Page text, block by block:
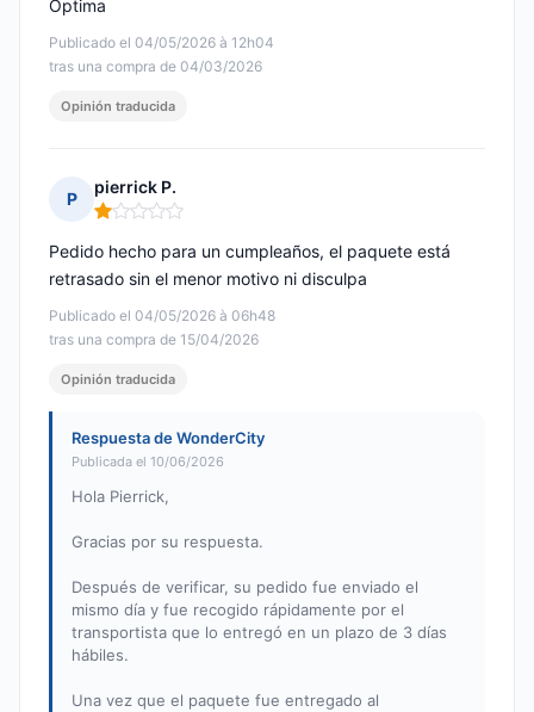
Publicado el 04/05/2026 à 12h04
tras una compra de 04/03/2026
Óptima
Opinión traducida
P
pierrick P.
Nota: 1 de 5
Publicado el 04/05/2026 à 06h48
tras una compra de 15/04/2026
Pedido hecho para un cumpleaños, el paquete está
retrasado sin el menor motivo ni disculpa
Opinión traducida
Respuesta de WonderCity
Publicada el 10/06/2026
​Hola Pierrick,
Gracias por su respuesta.
Después de verificar, su pedido fue enviado el
mismo día y fue recogido rápidamente por el
transportista que lo entregó en un plazo de 3 días
hábiles.
Una vez que el paquete fue entregado al